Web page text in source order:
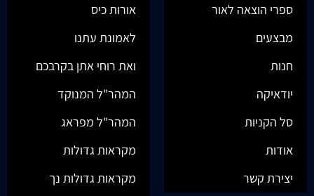
ספרי הוצאה לאור
מבצעים
חנות
יודאיקה
סל הקניות
אודות
יצירת קשר
אורות כיס
לאמונת עתנו
ואת רוחי אתן בקרבכם
המהר"ל המנוקד
המהר"ל מפראג
מקראות גדולות
מקראות גדולות נך